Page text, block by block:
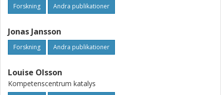
Forskning Andra publikationer
Jonas Jansson
Forskning Andra publikationer
Louise Olsson
Kompetenscentrum katalys